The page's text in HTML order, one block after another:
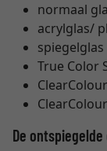
normaal
acrylglas/
spiegelglas
True Color
De